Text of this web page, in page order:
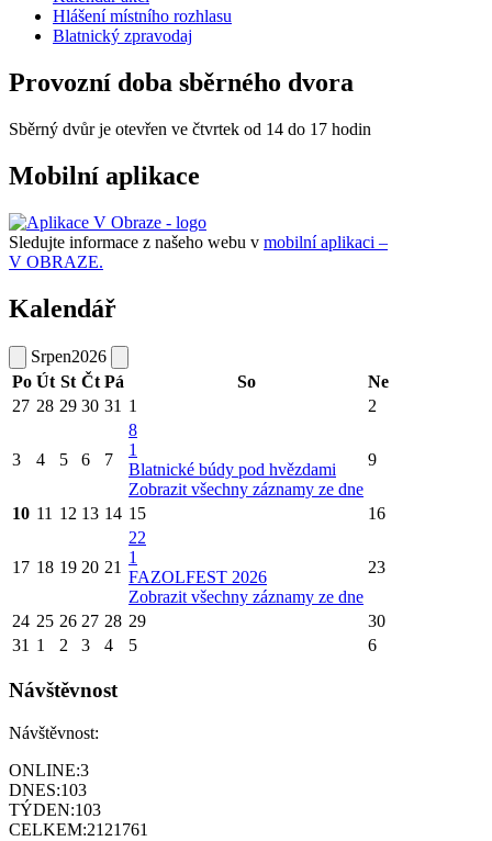
Hlášení místního rozhlasu
Blatnický zpravodaj
Provozní doba sběrného dvora
Sběrný dvůr je otevřen ve čtvrtek od 14 do 17 hodin
Mobilní aplikace
Sledujte informace z našeho webu v mobilní aplikaci –
V OBRAZE.
Kalendář
Srpen2026
Po Út St Čt Pá So
Ne
27 28 29 30 31 1 2
3 4 5 6 7
8
1
Blatnické búdy pod hvězdami
Zobrazit všechny záznamy ze dne
9
10 11 12 13 14 15 16
17 18 19 20 21
22
1
FAZOLFEST 2026
Zobrazit všechny záznamy ze dne
23
24 25 26 27 28 29
30
31 1 2 3 4 5 6
Návštěvnost
Návštěvnost:
ONLINE:3
DNES:103
TÝDEN:103
CELKEM:2121761